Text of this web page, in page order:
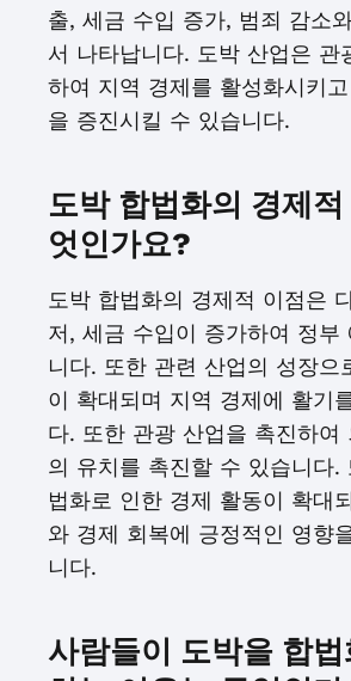
출, 세금 수입 증가, 범죄 감소
서 나타납니다. 도박 산업은 관
하여 지역 경제를 활성화시키
을 증진시킬 수 있습니다.
도박 합법화의 경제
엇인가요?
도박 합법화의 경제적 이점은
저, 세금 수입이 증가하여 정부
니다. 또한 관련 산업의 성장으
이 확대되며 지역 경제에 활기
다. 또한 관광 산업을 촉진하여
의 유치를 촉진할 수 있습니다.
법화로 인한 경제 활동이 확대
와 경제 회복에 긍정적인 영향
니다.
사람들이 도박을 합법